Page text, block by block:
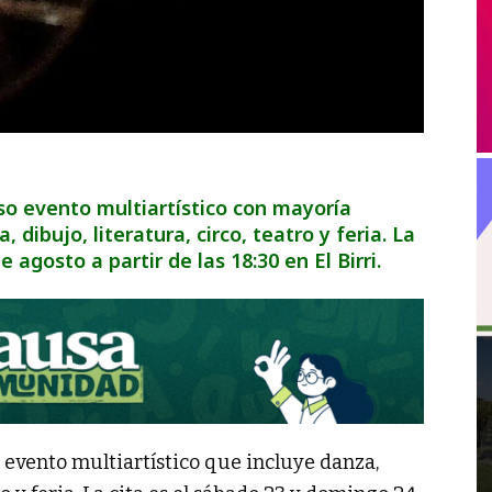
evento multiartístico con mayoría
dibujo, literatura, circo, teatro y feria. La
agosto a partir de las 18:30 en El Birri.
evento multiartístico que incluye danza,